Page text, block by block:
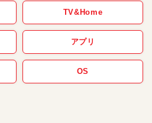
TV&Home
アプリ
OS